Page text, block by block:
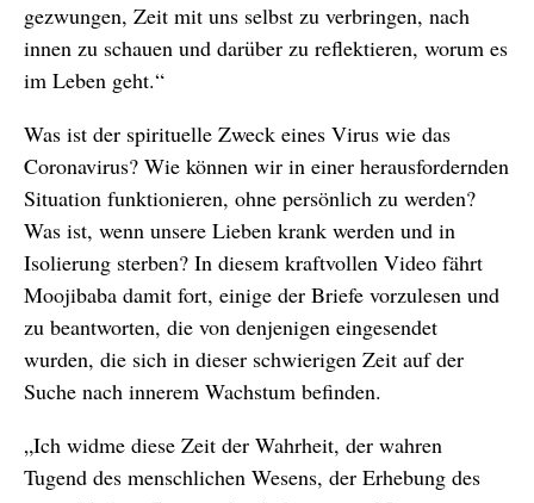
gezwungen, Zeit mit uns selbst zu verbringen, nach
innen zu schauen und darüber zu reflektieren, worum es
im Leben geht.“
Was ist der spirituelle Zweck eines Virus wie das
Coronavirus? Wie können wir in einer herausfordernden
Situation funktionieren, ohne persönlich zu werden?
Was ist, wenn unsere Lieben krank werden und in
Isolierung sterben? In diesem kraftvollen Video fährt
Moojibaba damit fort, einige der Briefe vorzulesen und
zu beantworten, die von denjenigen eingesendet
wurden, die sich in dieser schwierigen Zeit auf der
Suche nach innerem Wachstum befinden.
„Ich widme diese Zeit der Wahrheit, der wahren
Tugend des menschlichen Wesens, der Erhebung des